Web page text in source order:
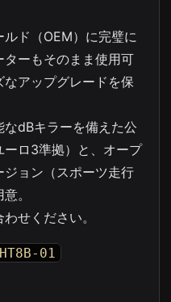
ド（OEM）に完璧に
ーもそのまま使用可
アップグレードを保
dBキラーを備えた公
ロ3準拠）と、オープ
ョン（スポーツ走行
。
せください。
01